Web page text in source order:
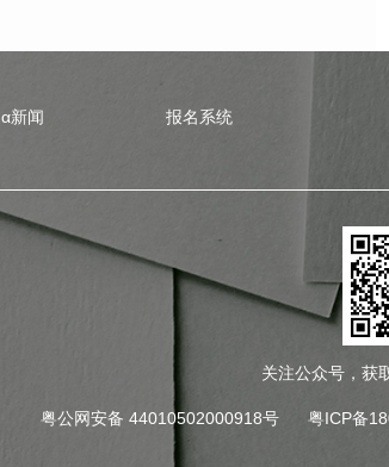
α新闻 报名系统
关注公众号，获
粤公网安备 44010502000918号 粤ICP备